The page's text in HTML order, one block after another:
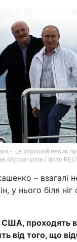
- це хороший песик
Мурзагулов / фото
– взагалі
у нього біля
США, проходять
від того, що